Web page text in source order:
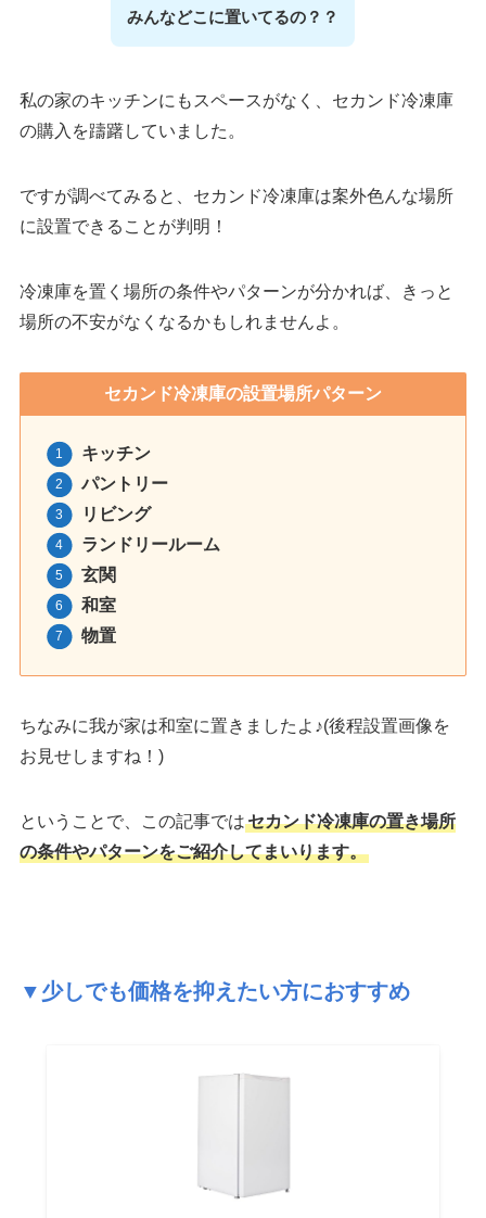
みんなどこに置いてるの？？
私の家のキッチンにもスペースがなく、セカンド冷凍庫
の購入を躊躇していました。
ですが調べてみると、セカンド冷凍庫は案外色んな場所
に設置できることが判明！
冷凍庫を置く場所の条件やパターンが分かれば、きっと
場所の不安がなくなるかもしれませんよ。
セカンド冷凍庫の設置場所パターン
キッチン
パントリー
リビング
ランドリールーム
玄関
和室
物置
ちなみに我が家は和室に置きましたよ♪(後程設置画像を
お見せしますね！)
ということで、この記事ではセカンド冷凍庫の置き場所
の条件やパターンをご紹介してまいります。
▼少しでも価格を抑えたい方におすすめ